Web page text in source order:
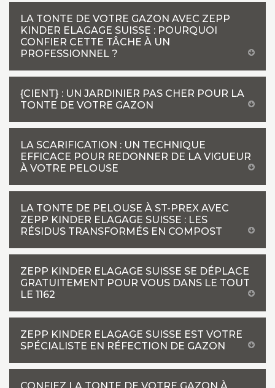
LA TONTE DE VOTRE GAZON AVEC ZEPP
KINDER ELAGAGE SUISSE : POURQUOI
CONFIER CETTE TÂCHE À UN
PROFESSIONNEL ?
{CIENT} : UN JARDINIER PAS CHER POUR LA
TONTE DE VOTRE GAZON
LA SCARIFICATION : UN TECHNIQUE
EFFICACE POUR REDONNER DE LA VIGUEUR
À VOTRE PELOUSE
LA TONTE DE PELOUSE À ST-PREX AVEC
ZEPP KINDER ELAGAGE SUISSE : LES
RÉSIDUS TRANSFORMÉS EN COMPOST
ZEPP KINDER ELAGAGE SUISSE SE DÉPLACE
GRATUITEMENT POUR VOUS DANS LE TOUT
LE 1162
ZEPP KINDER ELAGAGE SUISSE EST VOTRE
SPÉCIALISTE EN RÉFECTION DE GAZON